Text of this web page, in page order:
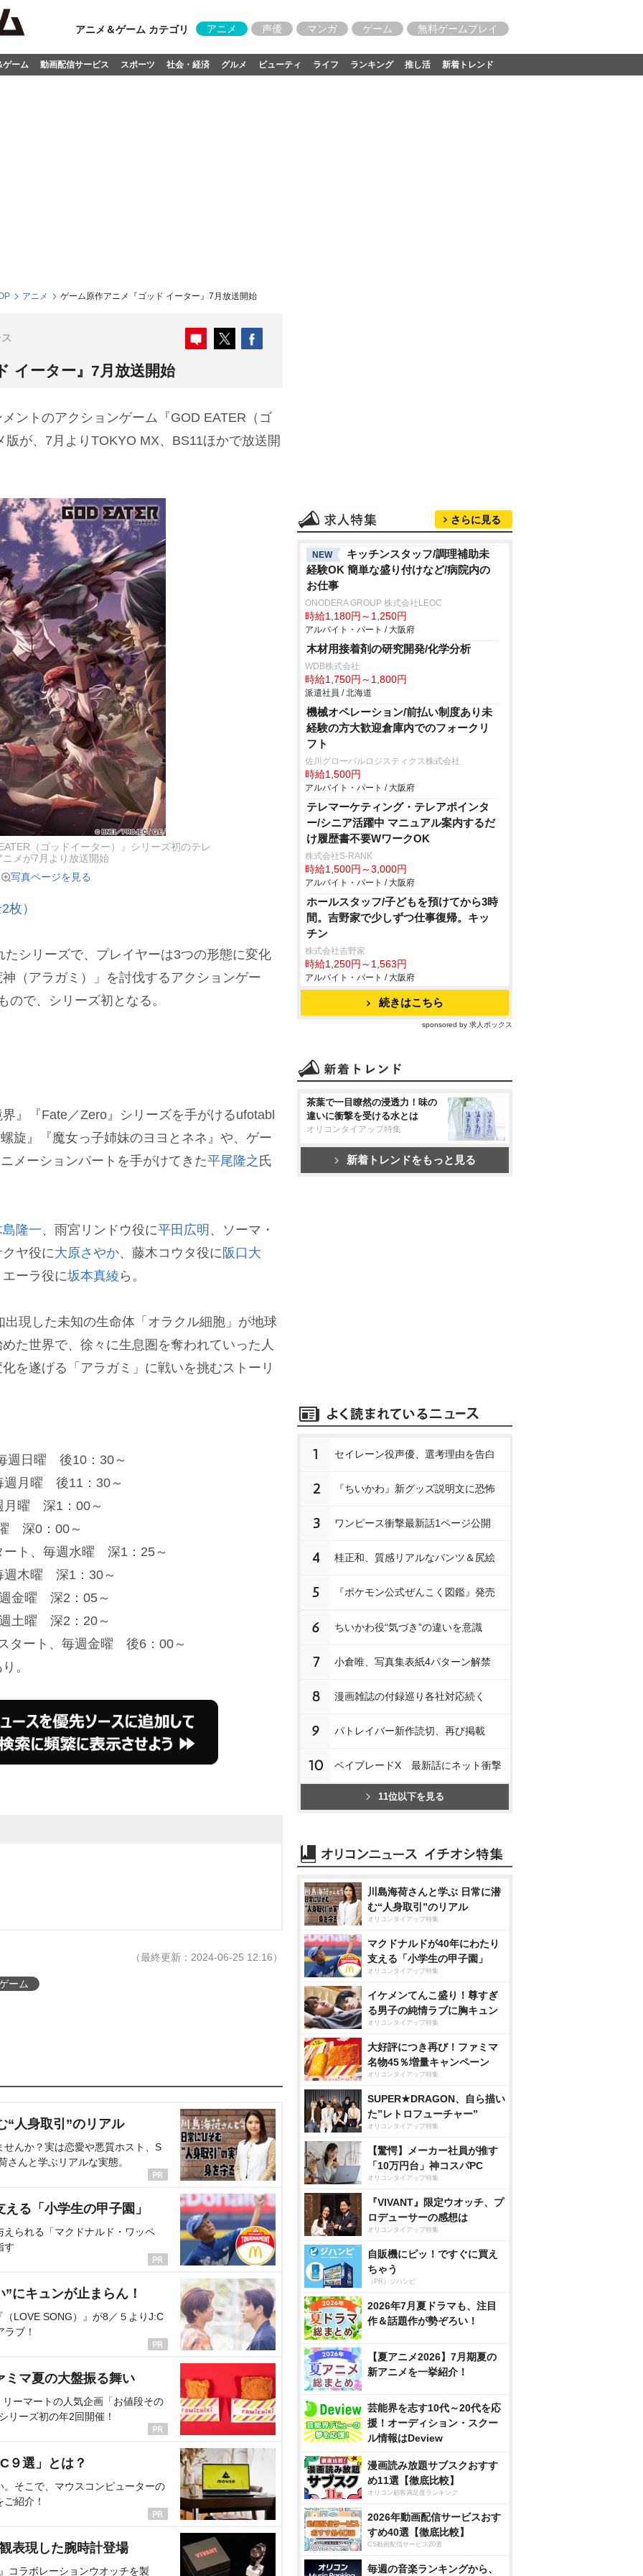
アニメ＆ゲーム カテゴリ アニメ 声優 マンガ ゲーム 無料ゲームプレイ
ゲーム 動画配信サービス スポーツ 社会・経済 グルメ ビューティ ライフ ランキング 推し活 新着トレンド
アニメ ゲーム原作アニメ『ゴッド イーター』7月放送開始
イーター』7月放送開始
ントのアクションゲーム『GOD EATER（ゴ
が、7月よりTOKYO MX、BS11ほかで放送開
（ゴッドイーター）』シリーズ初のテレ
ニメが7月より放送開始
写真ページを見る
枚）
シリーズで、プレイヤーは3つの形態に変化
（アラガミ）」を討伐するアクションゲー
ので、シリーズ初となる。
』『Fate／Zero』シリーズを手がけるufotabl
旋』『魔女っ子姉妹のヨヨとネネ』や、ゲー
メーションパートを手がけてきた平尾隆之 氏
島隆一、雨宮リンドウ役に平田広明 、ソーマ・
ヤ役に大原さやか、藤木コウタ役に 阪口大
ーラ役に坂本真綾 ら。
現した未知の生命体「オラクル細胞」が地球
た世界で、徐々に生息圏を奪われていった人
を遂げる「アラガミ」に戦いを挑むストーリ
週日曜 後10：30～
週月曜 後11：30～
月曜 深1：00～
深0：00～
ート、毎週水曜 深1：25～
週木曜 深1：30～
金曜 深2：05～
土曜 深2：20～
タート、毎週金曜 後6：00～
。
（最終更新：2024-06-25 12:16）
ーム
“人身取引”のリアル
んか？実は恋愛や悪質ホスト、S
さんと学ぶリアルな実態。
る「小学生の甲子園」
られる「マクドナルド・ワッペ
す
にキュンが止まらん！
LOVE SONG）』が8／５よりJ:C
ブ！
ミマ夏の大盤振る舞い
ーマートの人気企画「お値段その
リーズ初の年2回開催！
９選」とは？
そこで、マウスコンピューターの
紹介！
表現した腕時計登場
コラボレーションウオッチを製
さらに見る
NEW
キッチンスタッフ/調理補助未
経験OK 簡単な盛り付けなど/病院内の
お仕事
ONODERA GROUP 株式会社LEOC
時給1,180円～1,250円
アルバイト・パート / 大阪府
木材用接着剤の研究開発/化学分析
WDB株式会社
時給1,750円～1,800円
派遣社員 / 北海道
機械オペレーション/前払い制度あり未
経験の方大歓迎倉庫内でのフォークリ
フト
佐川グローバルロジスティクス株式会社
時給1,500円
アルバイト・パート / 大阪府
テレマーケティング・テレアポインタ
ー/シニア活躍中 マニュアル案内するだ
け履歴書不要WワークOK
株式会社S-RANK
時給1,500円～3,000円
アルバイト・パート / 大阪府
ホールスタッフ/子どもを預けてから3時
間。吉野家で少しずつ仕事復帰。キッ
チン
株式会社吉野家
時給1,250円～1,563円
アルバイト・パート / 大阪府
続きはこちら
sponsored by 求人ボックス
茶葉で一目瞭然の浸透力！味の
違いに衝撃を受ける水とは
オリコンタイアップ特集
新着トレンドをもっと見る
1 セイレーン役声優、選考理由を告白
2 『ちいかわ』新グッズ説明文に恐怖
3 ワンピース衝撃最新話1ページ公開
4 桂正和、質感リアルなパンツ＆尻絵
5 『ポケモン公式ぜんこく図鑑』発売
6 ちいかわ役“気づき”の違いを意識
7 小倉唯、写真集表紙4パターン解禁
8 漫画雑誌の付録巡り各社対応続く
9 パトレイバー新作読切、再び掲載
10 ベイブレードX 最新話にネット衝撃
11位以下を見る
川島海荷さんと学ぶ 日常に潜
む“人身取引”のリアル
オリコンタイアップ特集
マクドナルドが40年にわたり
支える「小学生の甲子園」
オリコンタイアップ特集
イケメンてんこ盛り！尊すぎ
る男子の純情ラブに胸キュン
オリコンタイアップ特集
大好評につき再び！ファミマ
名物45％増量キャンペーン
オリコンタイアップ特集
SUPER★DRAGON、自ら描い
た”レトロフューチャー”
オリコンタイアップ特集
【驚愕】メーカー社員が推す
「10万円台」神コスパPC
オリコンタイアップ特集
『VIVANT』限定ウオッチ、プ
ロデューサーの感想は
オリコンタイアップ特集
自販機にピッ！ですぐに買え
ちゃう
（PR）ジハンピ
2026年7月夏ドラマも、注目
作＆話題作が勢ぞろい！
【夏アニメ2026】7月期夏の
新アニメを一挙紹介！
芸能界を志す10代～20代を応
援！オーディション・スクー
ル情報はDeview
漫画読み放題サブスクおすす
め11選【徹底比較】
オリコン顧客満足度ランキング
2026年動画配信サービスおす
すめ40選【徹底比較】
CS動画配信サービス20選
毎週の音楽ランキングから、